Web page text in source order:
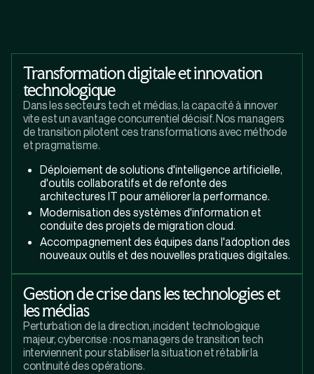
Transformation digitale et innovation
technologique
Dans les secteurs tech et médias, la capacité à innover
vite est un avantage concurrentiel décisif. Nos managers
de transition pilotent ces transformations avec méthode
et pragmatisme.
Déploiement de solutions d'intelligence artificielle,
d'outils collaboratifs et de refonte des
architectures IT pour améliorer la performance.
Modernisation des systèmes d'information et
conduite des projets de migration cloud.
Accompagnement des équipes dans l'adoption des
nouveaux outils et des nouvelles pratiques digitales.
Gestion de crise dans les technologies et
les médias
Perturbation de la direction, incident technologique
majeur, cybercrise : nos managers de transition tech
interviennent pour stabiliser la situation et rétablir la
continuité des opérations.